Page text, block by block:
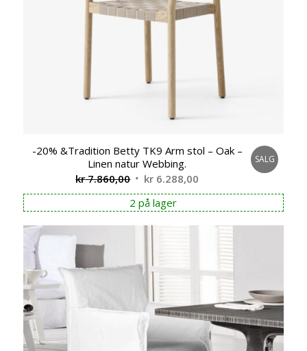
-20% &Tradition Betty TK9 Arm stol – Oak –
Linen natur Webbing.
kr7.860,00 Opprinnelig
pris
var:
kr 7.860,00.
kr 6.288,00
pris
er:
kr 6.288,00.
SALG
2 på lager